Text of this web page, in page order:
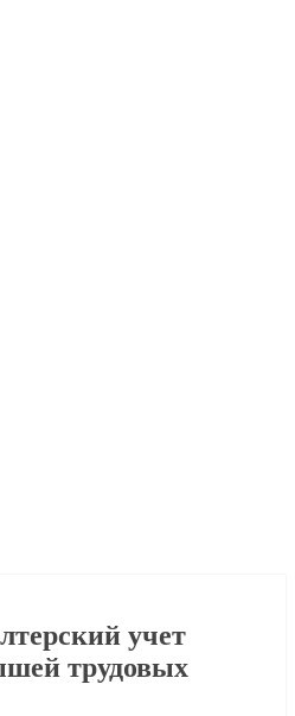
учет
трудовых